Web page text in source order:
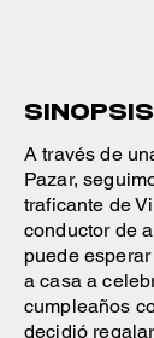
SINOPSIS
A través de
Pazar,
traficante de
conductor de
puede
a casa a
cumpleaños
decidió